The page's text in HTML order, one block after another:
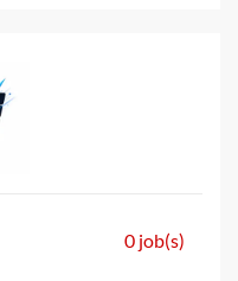
0 job(s)